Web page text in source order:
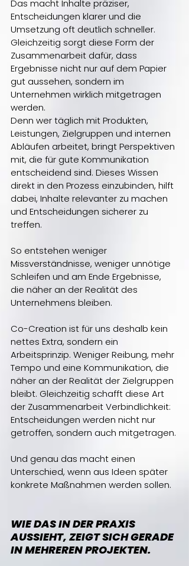
Das macht Inhalte präziser,
Entscheidungen klarer und die
Umsetzung oft deutlich schneller.
Gleichzeitig sorgt diese Form der
Zusammenarbeit dafür, dass
Ergebnisse nicht nur auf dem Papier
gut aussehen, sondern im
Unternehmen wirklich mitgetragen
werden.
Denn wer täglich mit Produkten,
Leistungen, Zielgruppen und internen
Abläufen arbeitet, bringt Perspektiven
mit, die für gute Kommunikation
entscheidend sind. Dieses Wissen
direkt in den Prozess einzubinden, hilft
dabei, Inhalte relevanter zu machen
und Entscheidungen sicherer zu
treffen.
So entstehen weniger
Missverständnisse, weniger unnötige
Schleifen und am Ende Ergebnisse,
die näher an der Realität des
Unternehmens bleiben.
Co-Creation ist für uns deshalb kein
nettes Extra, sondern ein
Arbeitsprinzip. Weniger Reibung, mehr
Tempo und eine Kommunikation, die
näher an der Realität der Zielgruppen
bleibt. Gleichzeitig schafft diese Art
der Zusammenarbeit Verbindlichkeit:
Entscheidungen werden nicht nur
getroffen, sondern auch mitgetragen.
Und genau das macht einen
Unterschied, wenn aus Ideen später
konkrete Maßnahmen werden sollen.
WIE DAS IN DER PRAXIS
AUSSIEHT, ZEIGT SICH GERADE
IN MEHREREN PROJEKTEN.